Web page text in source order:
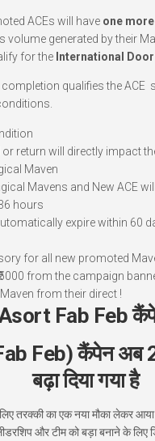
ACEs will have one
volume generated by their
for the International
qualifies the ACE
return will directly impact
Maven
Mavens and New ACE
hours
expire within 60
for all new promoted
from the campaign
from their direct !
Fab Feb
Feb) कैंपेन अब
बढ़ा दिया गया है
तरक्की का एक नया मौका लेकर
और टीम को बड़ा बनाने के लिए